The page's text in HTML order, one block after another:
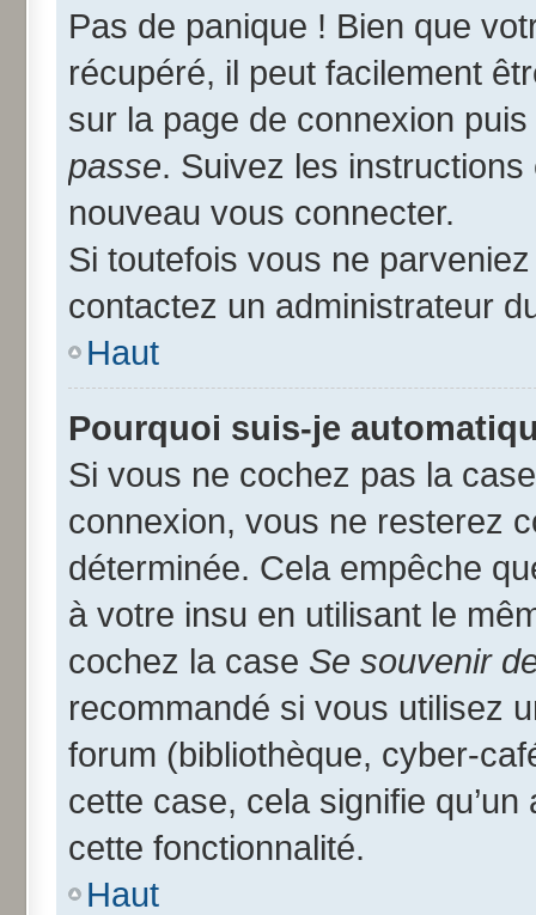
Pas de panique ! Bien que
récupéré, il peut facilement
sur la page de connexion
passe. Suivez les
nouveau vous connecter.
Si toutefois vous ne
contactez un administrateur
Haut
Pourquoi suis-je
Si vous ne cochez pas la
connexion, vous ne resterez
déterminée. Cela empêche
à votre insu en utilisant le
cochez la case Se souvenir
recommandé si vous utilisez
forum (bibliothèque, cyber-
cette case, cela signifie
cette fonctionnalité.
Haut